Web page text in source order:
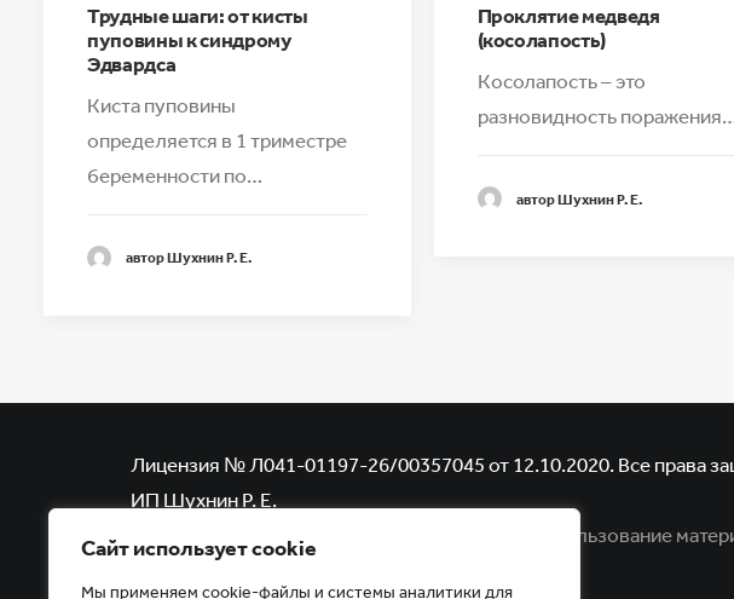
Сайт использует cookie
Мы применяем cookie-файлы и системы аналитики для
Трудные шаги: от кисты
пуповины к синдрому
Эдвардса
Киста пуповины
определяется в 1 триместре
беременности по…
автор Шухнин Р. Е.
Проклятие медведя
(косолапость)
Косолапость – это
разновидность
автор Шухнин Р. Е.
Лицензия № Л041-01197-26/00357045 от 12.10.2020. Все права
ИП Шухнин Р. Е.
Копирование, тиражирование, а равно иное использование